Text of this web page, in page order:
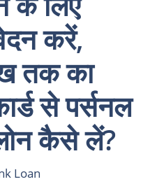
करें,
तक का
से पर्सनल
कैसे लें?
Loan